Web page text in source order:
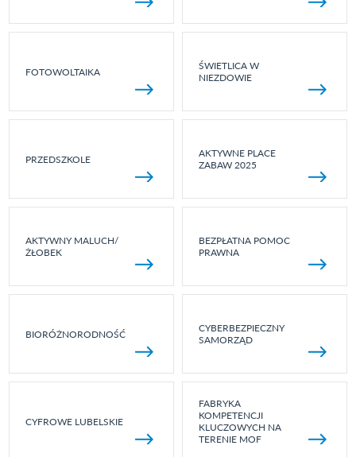
FOTOWOLTAIKA
ŚWIETLICA W
NIEZDOWIE
PRZEDSZKOLE
AKTYWNE PLACE
ZABAW 2025
AKTYWNY MALUCH/
ŻŁOBEK
BEZPŁATNA POMOC
PRAWNA
BIORÓŻNORODNOŚĆ
CYBERBEZPIECZNY
SAMORZĄD
CYFROWE LUBELSKIE
FABRYKA
KOMPETENCJI
KLUCZOWYCH NA
TERENIE MOF